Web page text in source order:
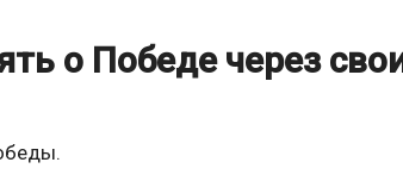
о Победе через